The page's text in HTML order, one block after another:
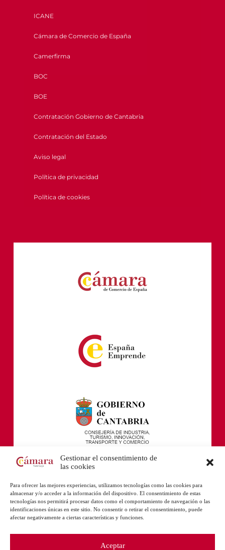
Gestionar el consentimiento de
las cookies
Para ofrecer las mejores experiencias, utilizamos tecnologías como las cookies para
almacenar y/o acceder a la información del dispositivo. El consentimiento de estas
tecnologías nos permitirá procesar datos como el comportamiento de navegación o las
identificaciones únicas en este sitio. No consentir o retirar el consentimiento, puede
afectar negativamente a ciertas características y funciones.
Aceptar
ICANE
Cámara de Comercio de España
Camerfirma
BOC
BOE
Contratación Gobierno de Cantabria
Contratación del Estado
Aviso legal
Política de privacidad
Política de cookies